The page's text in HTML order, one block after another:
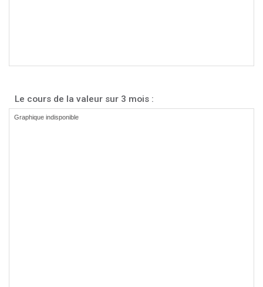
Le cours de la valeur sur 3 mois :